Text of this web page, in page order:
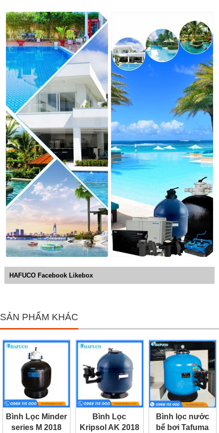
HAFUCO Facebook Likebox
SẢN PHẨM KHÁC
Bình Lọc Minder
series M 2018
Bình Lọc
Kripsol AK 2018
Bình lọc nước
bể bơi Tafuma